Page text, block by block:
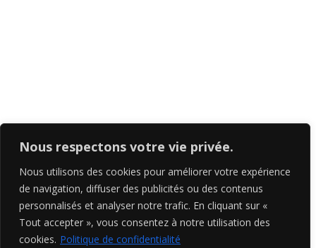
Nous respectons votre vie privée.
Nous utilisons des cookies pour améliorer votre expérience
de navigation, diffuser des publicités ou des contenus
personnalisés et analyser notre trafic. En cliquant sur «
Tout accepter », vous consentez à notre utilisation des
cookies. Politique de confidentialité
info@richardcavalleri.com